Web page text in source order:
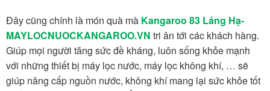
Đây cũng chính là món quà mà Kangaroo 83 Láng Hạ-
MAYLOCNUOCKANGAROO.VN tri ân tới các khách hàng.
Giúp mọi người tăng sức đề kháng, luôn sống khỏe mạnh
với những thiết bị máy lọc nước, máy lọc không khí, … sẽ
giúp nâng cấp nguồn nước, không khí mang lại sức khỏe tốt